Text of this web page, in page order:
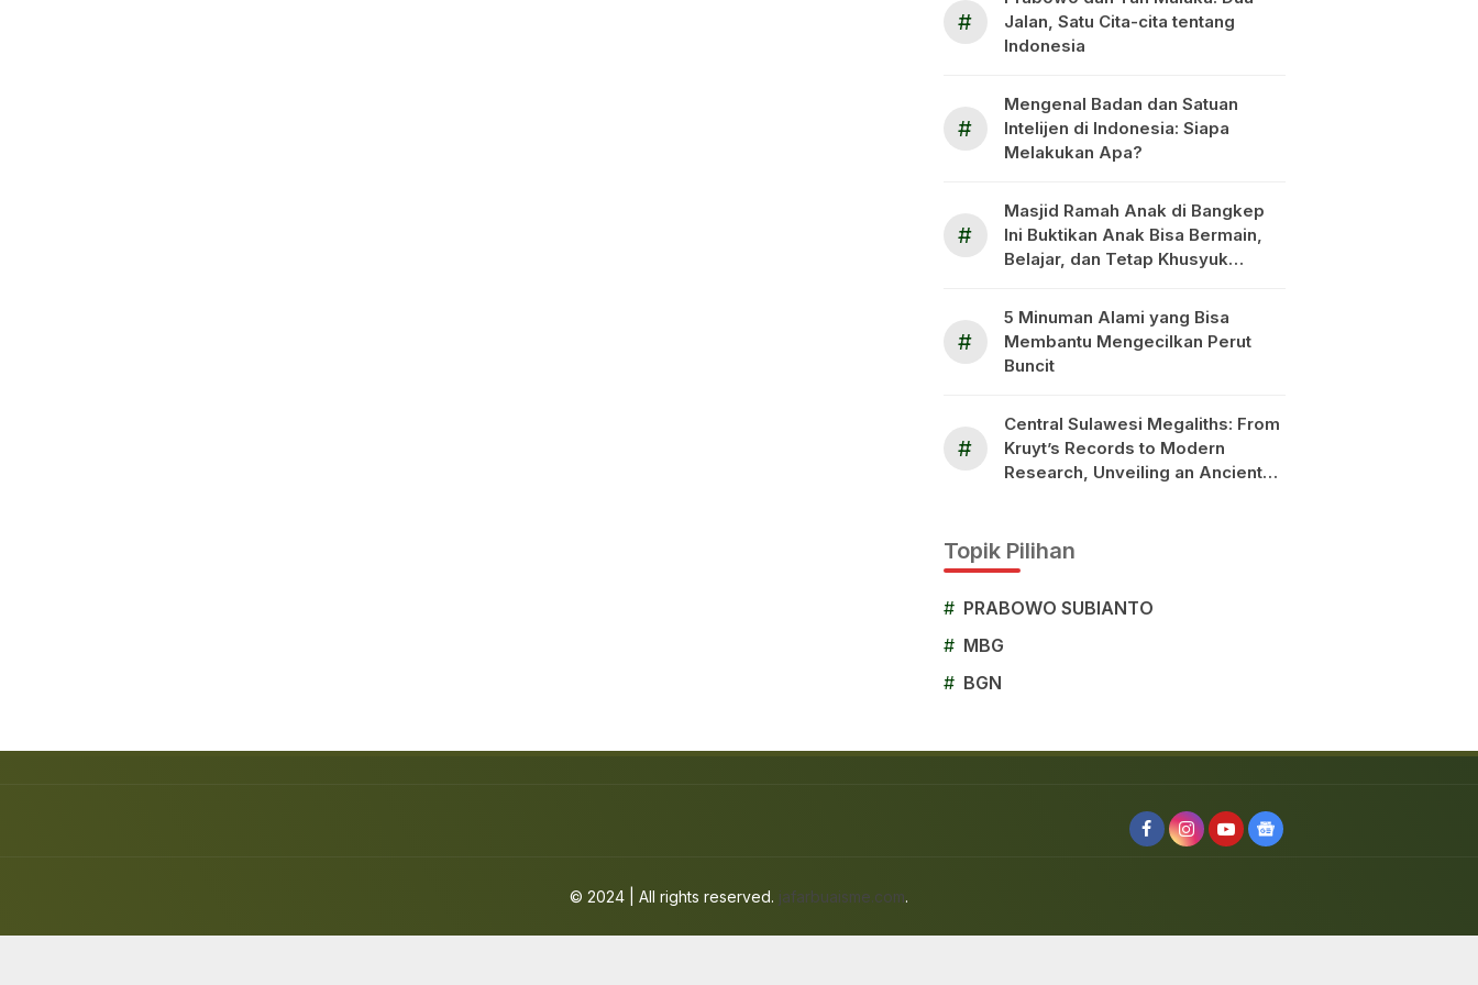
#
Jalan, Satu Cita-cita tentang
Indonesia
#
Mengenal Badan dan Satuan
Intelijen di Indonesia: Siapa
Melakukan Apa?
#
Masjid Ramah Anak di Bangkep
Ini Buktikan Anak Bisa Bermain,
Belajar, dan Tetap Khusyuk
#
5 Minuman Alami yang Bisa
Membantu Mengecilkan Perut
Buncit
#
Central Sulawesi Megaliths: From
Kruyt’s Records to Modern
Research, Unveiling an Ancient
Topik Pilihan
# PRABOWO SUBIANTO
# MBG
# BGN
© 2024 | All rights reserved. jafarbuaisme.com.